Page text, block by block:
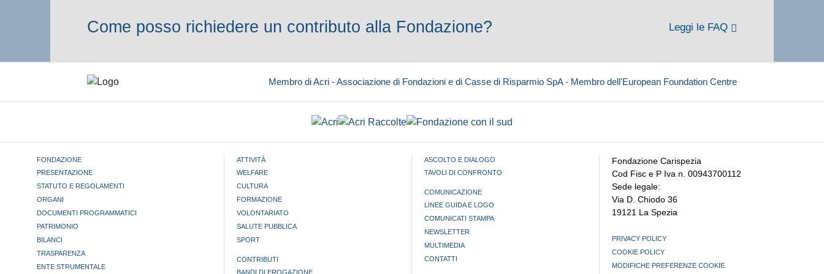
Come posso richiedere un contributo alla Fondazione? Leggi le FAQ
Membro di Acri - Associazione di Fondazioni e di Casse di Risparmio SpA - Membro dell'European Foundation Centre
FONDAZIONE
PRESENTAZIONE
STATUTO E REGOLAMENTI
ORGANI
DOCUMENTI PROGRAMMATICI
PATRIMONIO
BILANCI
TRASPARENZA
ENTE STRUMENTALE
ATTIVITÀ
WELFARE
CULTURA
FORMAZIONE
VOLONTARIATO
SALUTE PUBBLICA
SPORT
CONTRIBUTI
BANDI DI EROGAZIONE
ASCOLTO E DIALOGO
TAVOLI DI CONFRONTO
COMUNICAZIONE
LINEE GUIDA E LOGO
COMUNICATI STAMPA
NEWSLETTER
MULTIMEDIA
CONTATTI
Fondazione Carispezia
Cod Fisc e P Iva n. 00943700112
Sede legale:
Via D. Chiodo 36
19121 La Spezia
PRIVACY POLICY
COOKIE POLICY
MODIFICHE PREFERENZE COOKIE